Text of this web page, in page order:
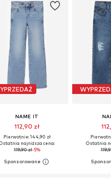
NAME IT
112,90 zł
Pierwotnie: 144,90 zł
najniższa cena:
119,90 zł-5%
Ostatnia